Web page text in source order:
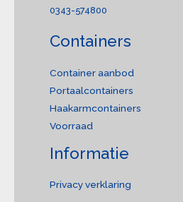
0343-574800
Containers
Container aanbod
Portaalcontainers
Haakarmcontainers
Voorraad
Informatie
Privacy verklaring